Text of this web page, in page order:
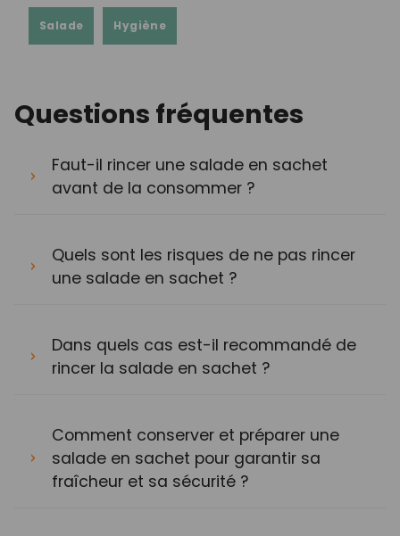
Salade Hygiène
Questions fréquentes
Faut-il rincer une salade en sachet
avant de la consommer ?
Quels sont les risques de ne pas rincer
une salade en sachet ?
Dans quels cas est-il recommandé de
rincer la salade en sachet ?
Comment conserver et préparer une
salade en sachet pour garantir sa
fraîcheur et sa sécurité ?